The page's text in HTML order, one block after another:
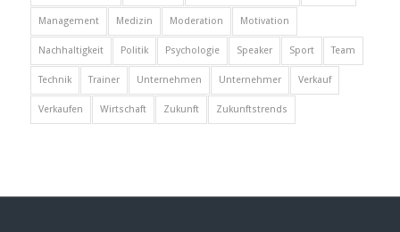
Management Medizin Moderation Motivation
Nachhaltigkeit Politik Psychologie Speaker Sport Team
Technik Trainer Unternehmen Unternehmer Verkauf
Verkaufen Wirtschaft Zukunft Zukunftstrends